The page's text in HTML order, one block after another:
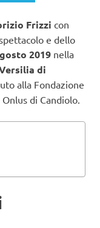
Frizzi con
e dello
2019 nella
di
alla Fondazione
di Candiolo.